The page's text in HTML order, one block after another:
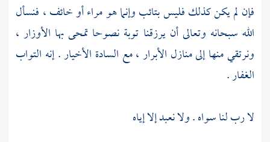
فإن لم يكن كذلك فليس بتائب وإنما هو مراء أو خائف ، فنسأل
الله سبحانه وتعالى أن يرزقنا توبة نصوحا تمحى بها الأوزار ،
ونرتقي منها إلى منازل الأبرار ، مع السادة الأخيار . إنه التواب
الغفار .
لا رب لنا سواه . ولا نعبد إلا إياه